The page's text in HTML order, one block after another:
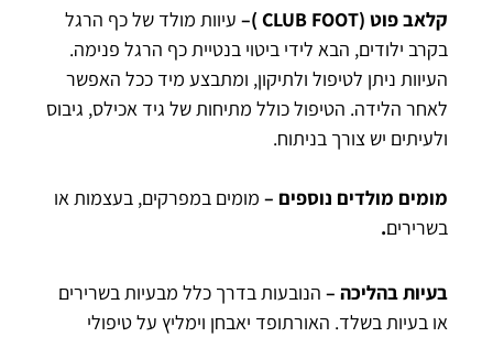
קלאב פוט (CLUB FOOT )–
עיוות מולד של כף הרגל
בקרב ילודים, הבא לידי ביטוי בנטיית כף הרגל פנימה.
העיוות ניתן לטיפול ולתיקון, ומתבצע מיד ככל האפשר
לאחר הלידה. הטיפול כולל מתיחות של גיד אכילס, גיבוס
ולעיתים יש צורך בניתוח.
מומים מולדים נוספים – מומים במפרקים, בעצמותאו
בשרירים.
בעיות בהליכה – הנובעות בדרך כלל מבעיות בשרירים
או בעיות בשלד. האורתופד יאבחן וימליץ על טיפולי